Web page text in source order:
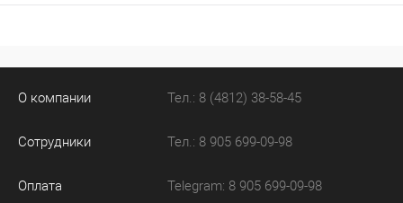
О компании
Сотрудники
Оплата
Тел.: 8 (4812) 38-58-45
Тел.: 8 905 699-09-98
Telegram: 8 905 699-09-98